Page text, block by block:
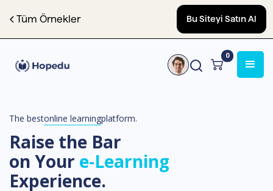
Tüm Örnekler Bu Siteyi Satın Al